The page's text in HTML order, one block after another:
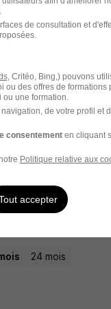
en
24 mois
en
24 mois
de consultation et
, Critéo, Bing,) pouvons
ou des offres de formations
une formation.
de votre profil et
consentementen cliquant
Politique relative aux
accepter